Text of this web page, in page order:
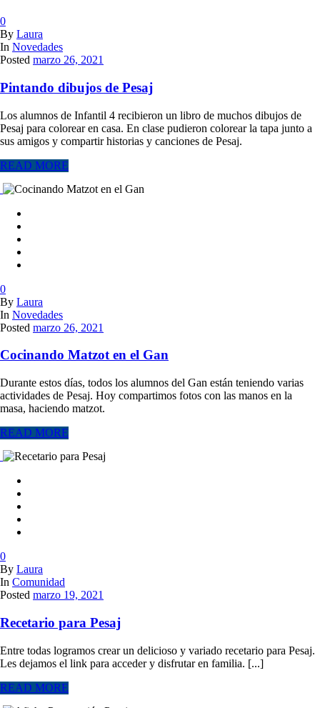
0
By Laura
In Novedades
Posted marzo 26, 2021
Pintando dibujos de Pesaj
Los alumnos de Infantil 4 recibieron un libro de muchos dibujos de
Pesaj para colorear en casa. En clase pudieron colorear la tapa junto a
sus amigos y compartir historias y canciones de Pesaj.
READ MORE
0
By Laura
In Novedades
Posted marzo 26, 2021
Cocinando Matzot en el Gan
Durante estos días, todos los alumnos del Gan están teniendo varias
actividades de Pesaj. Hoy compartimos fotos con las manos en la
masa, haciendo matzot.
READ MORE
0
By Laura
In Comunidad
Posted marzo 19, 2021
Recetario para Pesaj
Entre todas logramos crear un delicioso y variado recetario para Pesaj.
Les dejamos el link para acceder y disfrutar en familia. [...]
READ MORE